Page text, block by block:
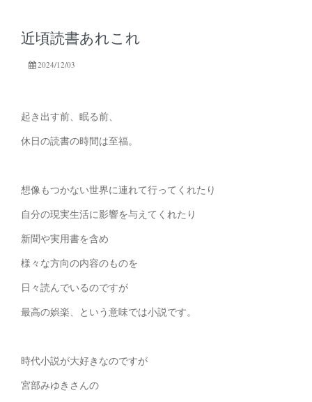
近頃読書あれこれ
2024/12/03
起き出す前、眠る前、
休日の読書の時間は至福。
想像もつかない世界に連れて行ってくれたり
自分の現実生活に影響を与えてくれたり
新聞や実用書を含め
様々な方向の内容のものを
日々読んでいるのですが
最高の娯楽、という意味では小説です。
時代小説が大好きなのですが
宮部みゆきさんの